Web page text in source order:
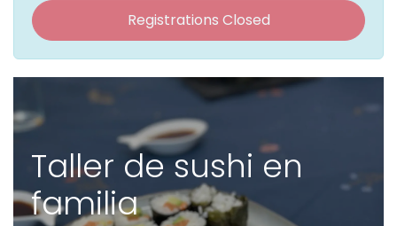
Registrations Closed
Taller de sushi en
familia